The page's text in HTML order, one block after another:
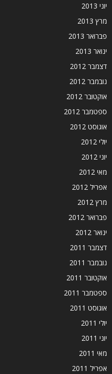
יוני 2013
מרץ 2013
פברואר 2013
ינואר 2013
דצמבר 2012
נובמבר 2012
אוקטובר 2012
ספטמבר 2012
אוגוסט 2012
יולי 2012
יוני 2012
מאי 2012
אפריל 2012
מרץ 2012
פברואר 2012
ינואר 2012
דצמבר 2011
נובמבר 2011
אוקטובר 2011
ספטמבר 2011
אוגוסט 2011
יולי 2011
יוני 2011
מאי 2011
אפריל 2011